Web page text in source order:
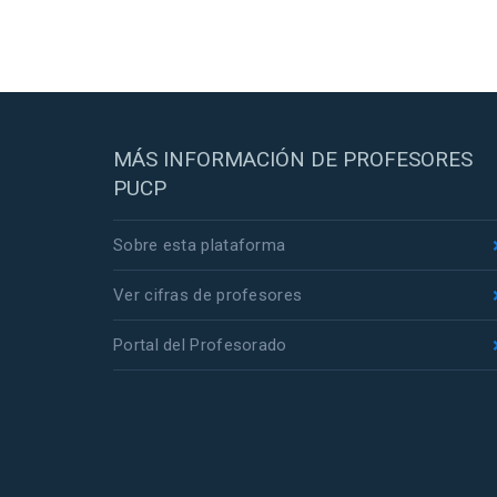
MÁS INFORMACIÓN DE PROFESORES
PUCP
Sobre esta plataforma
Ver cifras de profesores
Portal del Profesorado